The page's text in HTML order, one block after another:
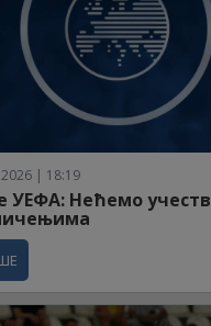
| 18:19
УЕФА: Нећемо